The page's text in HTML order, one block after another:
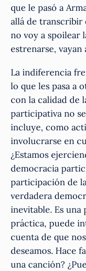
que le pasó a
allá de transcribir
no voy a spoilear
estrenarse, vayan
La indiferencia
lo que les pasa a
con la calidad de
participativa no
incluye, como
involucrarse en
¿Estamos
democracia
participación de
verdadera
inevitable. Es
práctica, puede
cuenta de que
deseamos. Hace
una canción?